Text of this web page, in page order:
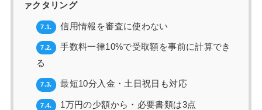
ァクタリング
7.1. 信用情報を審査に使わない
7.2.
手数料一律10%で受取額を事前に計算でき
る
7.3. 最短10分入金・土日祝日も対応
7.4. 1万円の少額から・必要書類は3点